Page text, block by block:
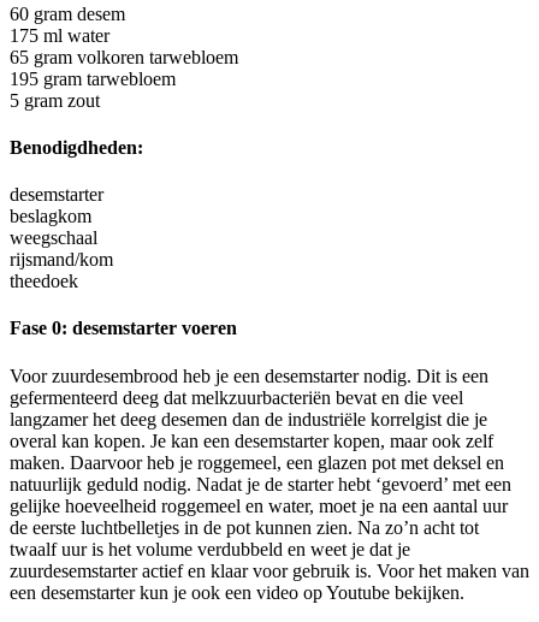
60 gram desem
175 ml water
65 gram volkoren tarwebloem
195 gram tarwebloem
5 gram zout
Benodigdheden:
desemstarter
beslagkom
weegschaal
rijsmand/kom
theedoek
Fase 0: desemstarter voeren
Voor zuurdesembrood heb je een desemstarter nodig. Dit is een
gefermenteerd deeg dat melkzuurbacteriën bevat en die veel
langzamer het deeg desemen dan de industriële korrelgist die je
overal kan kopen. Je kan een desemstarter kopen, maar ook zelf
maken. Daarvoor heb je roggemeel, een glazen pot met deksel en
natuurlijk geduld nodig. Nadat je de starter hebt ‘gevoerd’ met een
gelijke hoeveelheid roggemeel en water, moet je na een aantal uur
de eerste luchtbelletjes in de pot kunnen zien. Na zo’n acht tot
twaalf uur is het volume verdubbeld en weet je dat je
zuurdesemstarter actief en klaar voor gebruik is. Voor het maken van
een desemstarter kun je ook een video op Youtube bekijken.